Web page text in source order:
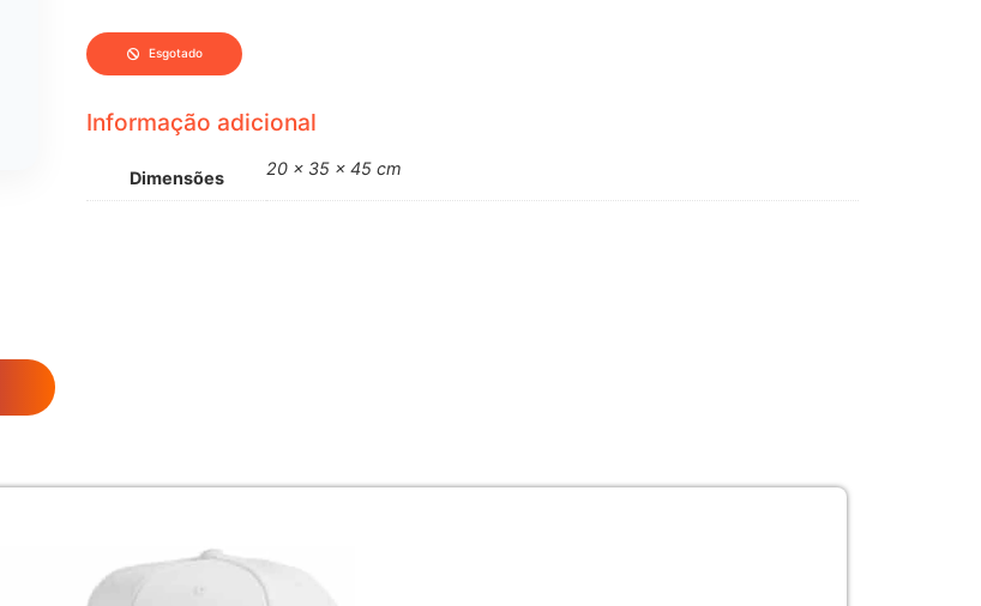
Esgotado
Informação adicional
Dimensões 20 × 35 × 45 cm